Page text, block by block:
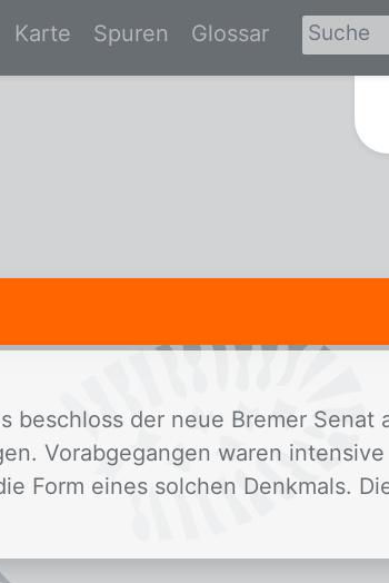
Zur Startseite von
Karte Spuren Glossar
der neue Bremer Senat
Vorabgegangen waren
Form eines solchen Denkmals.